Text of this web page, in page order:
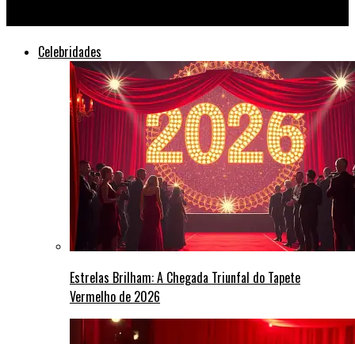
Celebridades
Estrelas Brilham: A Chegada Triunfal do Tapete
Vermelho de 2026